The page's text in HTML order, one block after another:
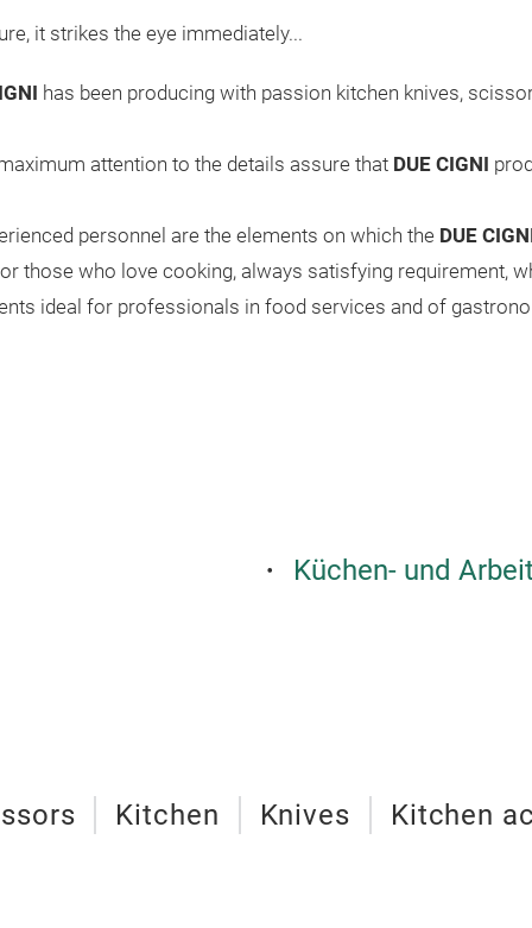
it strikes the eye immediately...
has been producing with passion kitchen knives,
attention to the details assure that DUE CIGNI
personnel are the elements on which the DUE
those who love cooking, always satisfying requirement,
ideal for professionals in food services and of
Küchen- und
Kitchen Knives Kitchen